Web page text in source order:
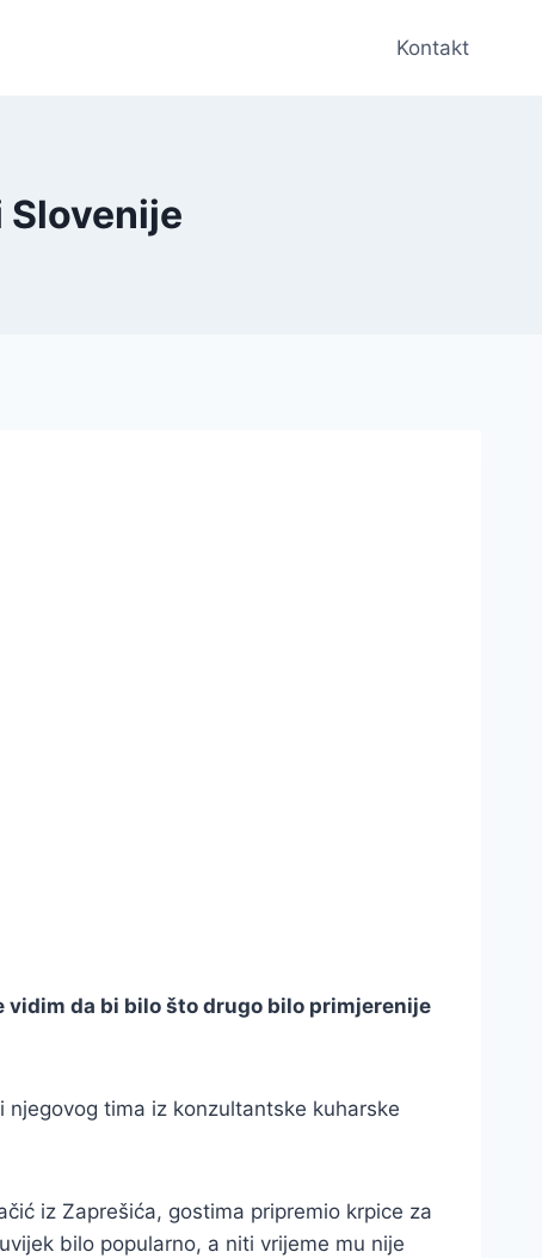
Kontakt
Slovenije
vidim da bi bilo što drugo bilo primjerenije
tima iz konzultantske kuharske
iz Zaprešića, gostima pripremio krpice za
bilo popularno, a niti vrijeme mu nije